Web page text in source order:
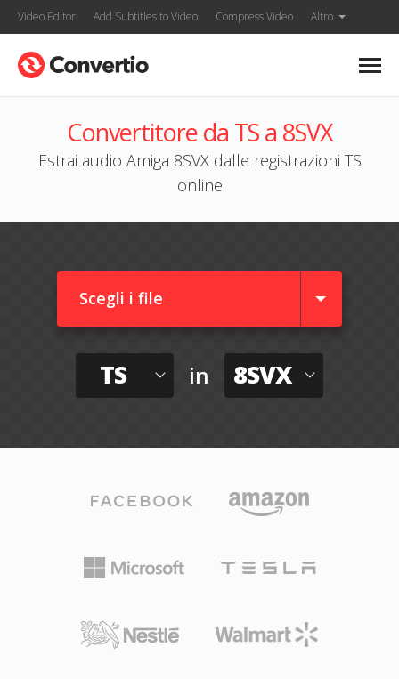
Video Editor Add Subtitles to Video Compress Video Altro
Convertitore da TS a 8SVX
Estrai audio Amiga 8SVX dalle registrazioni TS
online
Scegli i file
TS in 8SVX